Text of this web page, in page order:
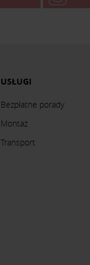
USŁUGI
Bezpłatne porady
Montaż
Transport